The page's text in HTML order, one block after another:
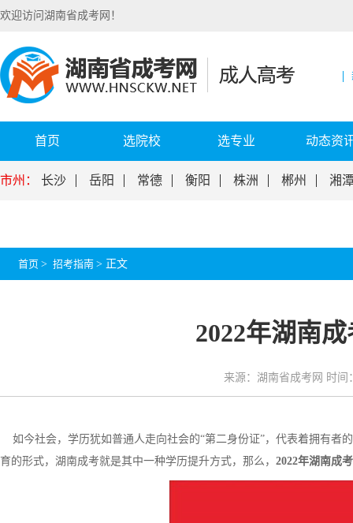
欢迎访问湖南省成考网！
首页 选院校 选专业 动态资
市州： 长沙 岳阳 常德 衡阳 株洲 郴州 湘
首页 > 招考指南 > 正文
2022年湖南
来源：湖南省成考网 时间
如今社会，学历犹如普通人走向社会的“第二身份证”，代表着拥有者
育的形式，湖南成考就是其中一种学历提升方式，那么， 2022年湖南成考